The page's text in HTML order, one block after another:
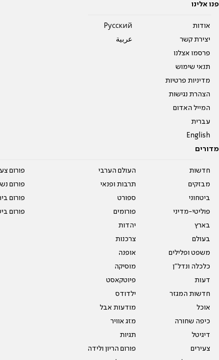
פנו אלינו
אודות
יצירת קשר
פרסמו אצלנו
תנאי שימוש
מדיניות פרטיות
הצהרת נגישות
המייל האדום
עברית
English
Pусский
عربية
מדורים
חדשות
מבזקים
ביטחוני
פוליטי-מדיני
בארץ
בעולם
משפט ופלילים
כלכלה ונדל"ן
דעות
חדשות המגזר
אוכל
כיפה שחורה
דיגיטל
צעירים
העולם הערבי
תרבות ופנאי
ספורט
פורומים
יהדות
צרכנות
אופנה
מוסיקה
פיוטקאסט
ילדודס
מודעות אבל
מזג אוויר
תגיות
פורום הריון ולידה
פורום
פורום
פורום
פורום